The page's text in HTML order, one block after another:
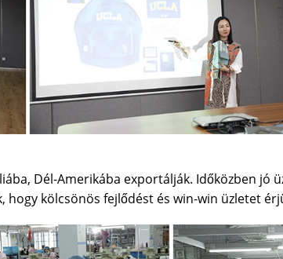
Dél-Amerikába exportálják. Időközben jó
hogy kölcsönös fejlődést és win-win üzletet